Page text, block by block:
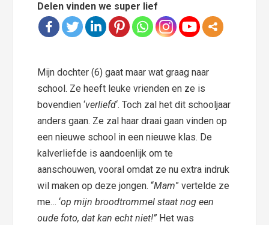
Delen vinden we super lief
Mijn dochter (6) gaat maar wat graag naar
school. Ze heeft leuke vrienden en ze is
bovendien ‘verliefd‘. Toch zal het dit schooljaar
anders gaan. Ze zal haar draai gaan vinden op
een nieuwe school in een nieuwe klas. De
kalverliefde is aandoenlijk om te
aanschouwen, vooral omdat ze nu extra indruk
wil maken op deze jongen. “Mam” vertelde ze
me… ‘op mijn broodtrommel staat nog een
oude foto, dat kan echt niet!” Het was